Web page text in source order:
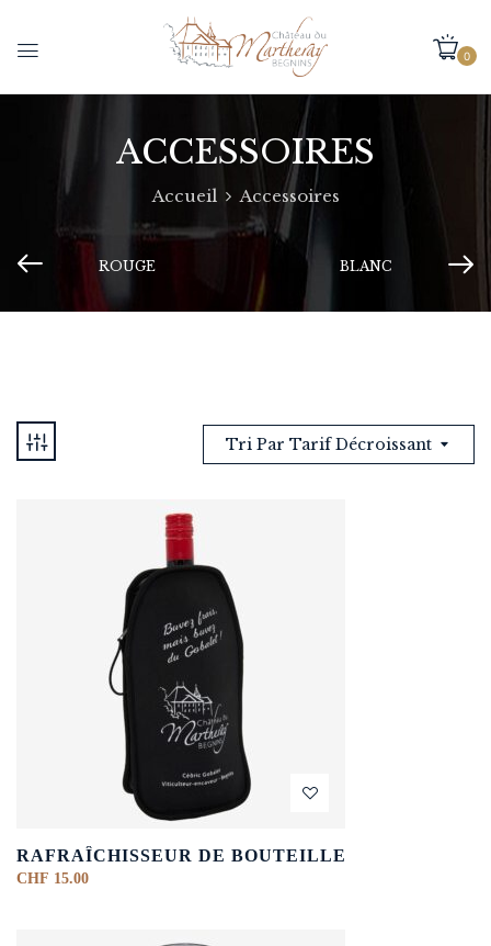
0
ACCESSOIRES
Accueil Accessoires
ROUGE BLANC
Tri Par Tarif Décroissant
RAFRAÎCHISSEUR DE BOUTEILLE
CHF 15.00